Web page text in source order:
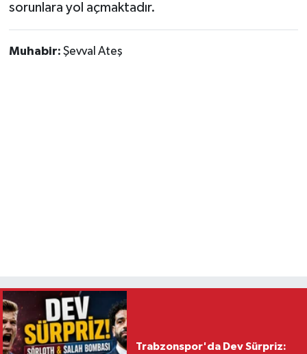
sorunlara yol açmaktadır.
Muhabir: Şevval Ateş
Trabzonspor'da Dev Sürpriz: